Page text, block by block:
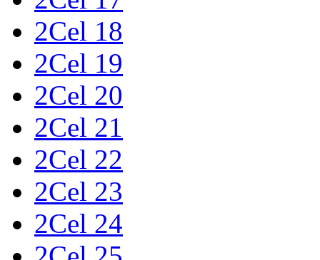
2Cel 18
2Cel 19
2Cel 20
2Cel 21
2Cel 22
2Cel 23
2Cel 24